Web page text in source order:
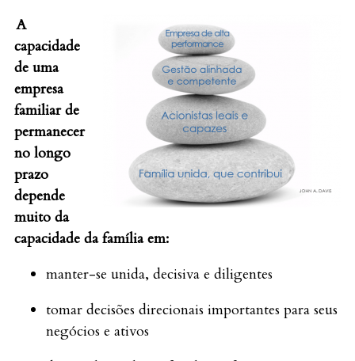
A
capacidade
de uma
empresa
familiar de
permanecer
no longo
prazo
depende
muito da
capacidade da família em:
manter-se unida, decisiva e diligentes
tomar decisões direcionais importantes para seus
negócios e ativos